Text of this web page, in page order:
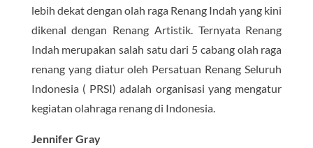
lebih dekat dengan olah raga Renang Indah yang kini
dikenal dengan Renang Artistik. Ternyata Renang
Indah merupakan salah satu dari 5 cabang olah raga
renang yang diatur oleh Persatuan Renang Seluruh
Indonesia ( PRSI) adalah organisasi yang mengatur
kegiatan olahraga renang di Indonesia.
Jennifer Gray